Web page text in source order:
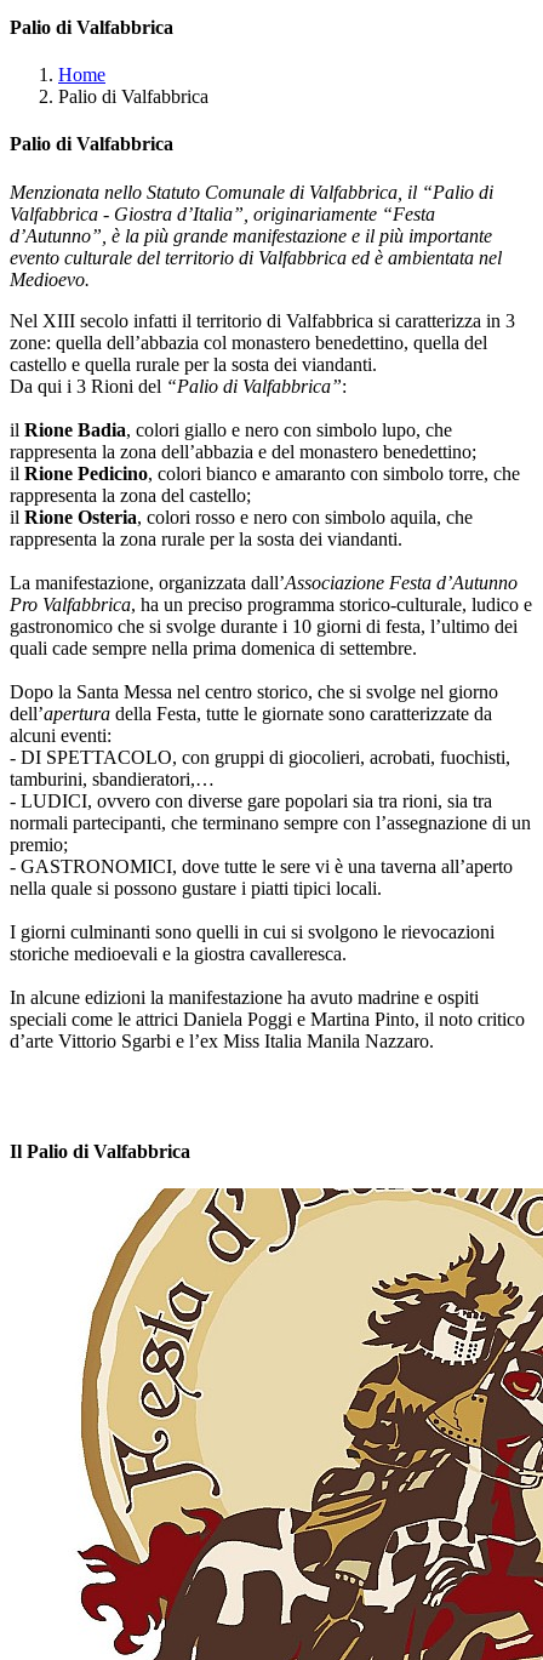
Palio di Valfabbrica
Home
Palio di Valfabbrica
Palio di Valfabbrica
Menzionata nello Statuto Comunale di Valfabbrica, il “Palio di
Valfabbrica - Giostra d’Italia”, originariamente “Festa
d’Autunno”, è la più grande manifestazione e il più importante
evento culturale del territorio di Valfabbrica ed è ambientata nel
Medioevo.
Nel XIII secolo infatti il territorio di Valfabbrica si caratterizza in 3
zone: quella dell’abbazia col monastero benedettino, quella del
castello e quella rurale per la sosta dei viandanti.
Da qui i 3 Rioni del “Palio di Valfabbrica”:
il Rione Badia, colori giallo e nero con simbolo lupo, che
rappresenta la zona dell’abbazia e del monastero benedettino;
il Rione Pedicino, colori bianco e amaranto con simbolo torre, che
rappresenta la zona del castello;
il Rione Osteria, colori rosso e nero con simbolo aquila, che
rappresenta la zona rurale per la sosta dei viandanti.
La manifestazione, organizzata dall’Associazione Festa d’Autunno
Pro Valfabbrica, ha un preciso programma storico-culturale, ludico e
gastronomico che si svolge durante i 10 giorni di festa, l’ultimo dei
quali cade sempre nella prima domenica di settembre.
Dopo la Santa Messa nel centro storico, che si svolge nel giorno
dell’apertura della Festa, tutte le giornate sono caratterizzate da
alcuni eventi:
- DI SPETTACOLO, con gruppi di giocolieri, acrobati, fuochisti,
tamburini, sbandieratori,…
- LUDICI, ovvero con diverse gare popolari sia tra rioni, sia tra
normali partecipanti, che terminano sempre con l’assegnazione di un
premio;
- GASTRONOMICI, dove tutte le sere vi è una taverna all’aperto
nella quale si possono gustare i piatti tipici locali.
I giorni culminanti sono quelli in cui si svolgono le rievocazioni
storiche medioevali e la giostra cavalleresca.
In alcune edizioni la manifestazione ha avuto madrine e ospiti
speciali come le attrici Daniela Poggi e Martina Pinto, il noto critico
d’arte Vittorio Sgarbi e l’ex Miss Italia Manila Nazzaro.
Il Palio di Valfabbrica